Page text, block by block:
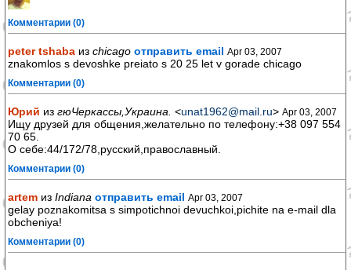
Комментарии (0)
peter tshaba из chicago отправить email Apr 03, 2007
znakomlos s devoshke preiato s 20 25 let v gorade chicago
Комментарии (0)
Юрий из гюЧеркассы,Украина. <unat1962@mail.ru> Apr 03, 2007
Ищу друзей для общения,желательно по телефону:+38 097 554
70 65.
О себе:44/172/78,русский,православный.
Комментарии (0)
artem из Indiana отправить email Apr 03, 2007
gelay poznakomitsa s simpotichnoi devuchkoi,pichite na e-mail dla
obcheniya!
Комментарии (0)